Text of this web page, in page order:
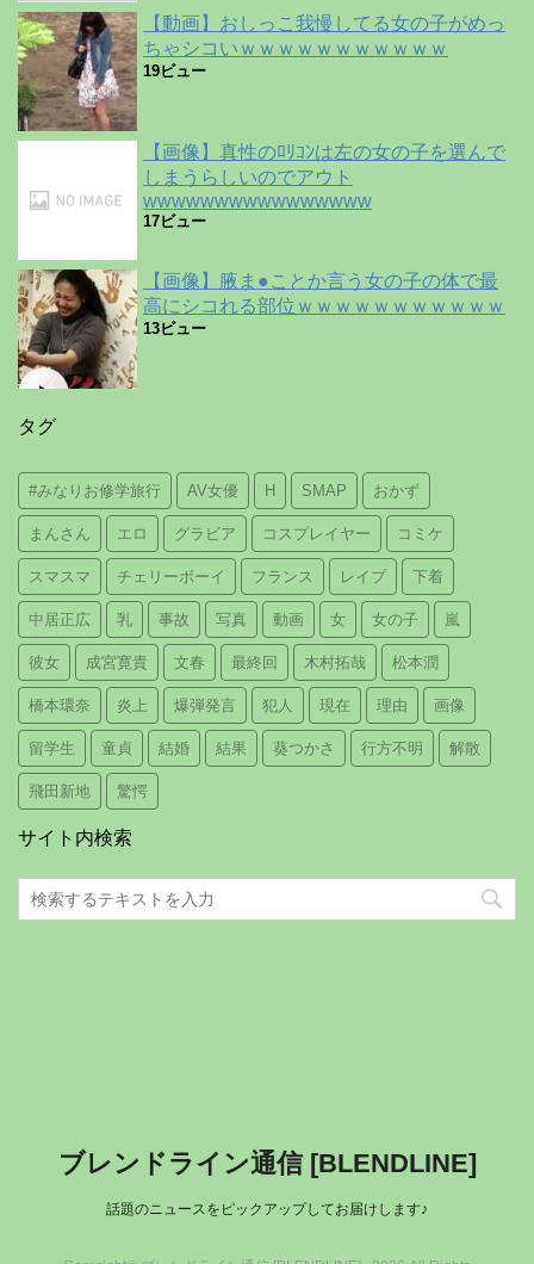
【動画】おしっこ我慢してる女の子がめっ
ちゃシコいｗｗｗｗｗｗｗｗｗｗｗ
19ビュー
【画像】真性のﾛﾘｺﾝは左の女の子を選んで
しまうらしいのでアウト
wwwwwwwwwwwwwwww
17ビュー
【画像】腋ま●ことか言う女の子の体で最
高にシコれる部位ｗｗｗｗｗｗｗｗｗｗｗ
13ビュー
タグ
#みなりお修学旅行 AV女優 H SMAP おかず
まんさん エロ グラビア コスプレイヤー コミケ
スマスマ チェリーボーイ フランス レイプ 下着
中居正広 乳 事故 写真 動画 女 女の子 嵐
彼女 成宮寛貴 文春 最終回 木村拓哉 松本潤
橋本環奈 炎上 爆弾発言 犯人 現在 理由 画像
留学生 童貞 結婚 結果 葵つかさ 行方不明 解散
飛田新地 驚愕
サイト内検索
ブレンドライン通信 [BLENDLINE]
話題のニュースをピックアップしてお届けします♪